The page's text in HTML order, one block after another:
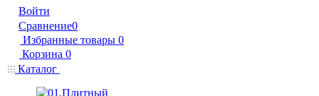
Войти
Сравнение0
Избранные товары 0
Корзина 0
Каталог